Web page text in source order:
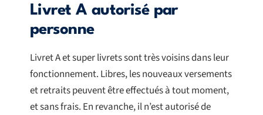
Livret A autorisé par
personne
Livret A et super livrets sont très voisins dans leur
fonctionnement. Libres, les nouveaux versements
et retraits peuvent être effectués à tout moment,
et sans frais. En revanche, il n’est autorisé de